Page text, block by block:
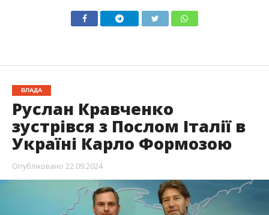
ВЛАДА
Руслан Кравченко
зустрівся з Послом Італії в
Україні Карло Формозою
Опубліковано 22.09.2024